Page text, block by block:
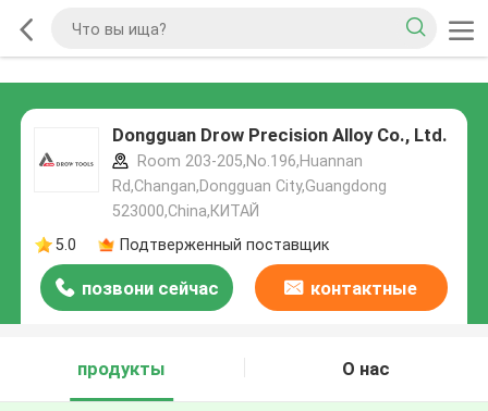
Dongguan Drow Precision Alloy Co., Ltd.
Room 203-205,No.196,Huannan
Rd,Changan,Dongguan City,Guangdong
523000,China,КИТАЙ
5.0
Подтверженный поставщик
позвони сейчас контактные
продукты
О нас